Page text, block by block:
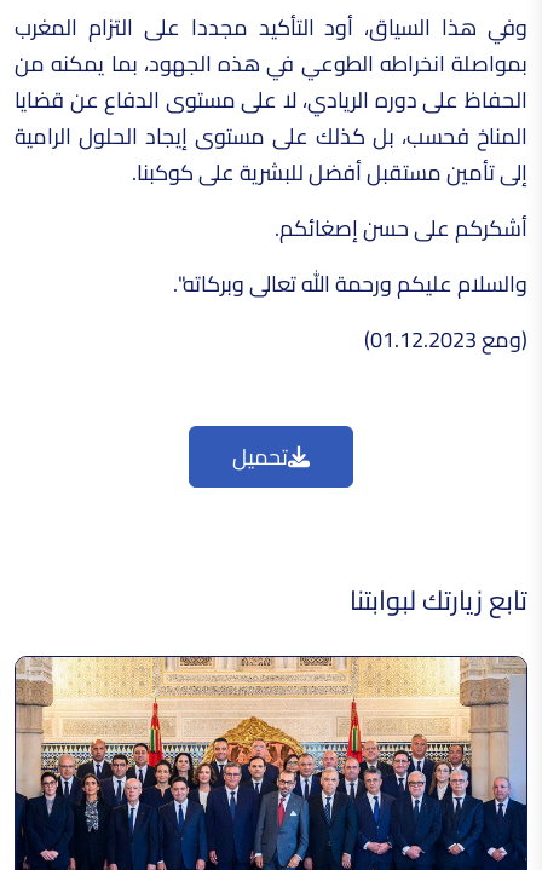
وفي هذا السياق، أود التأكيد مجددا على التزام المغرب
بمواصلة انخراطه الطوعي في هذه الجهود، بما يمكنه من
الحفاظ على دوره الريادي، لا على مستوى الدفاع عن قضايا
المناخ فحسب، بل كذلك على مستوى إيجاد الحلول الرامية
إلى تأمين مستقبل أفضل للبشرية على كوكبنا.
أشكركم على حسن إصغائكم.
والسلام عليكم ورحمة الله تعالى وبركاته".
(ومع 01.12.2023)
تحميل
تابع زيارتك لبوابتنا